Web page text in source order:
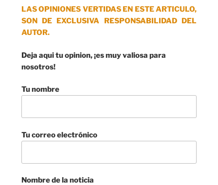
LAS OPINIONES VERTIDAS EN ESTE ARTICULO,
SON DE EXCLUSIVA RESPONSABILIDAD DEL
AUTOR.
Deja aqui tu opinion, ¡es muy valiosa para
nosotros!
Tu nombre
Tu correo electrónico
Nombre de la noticia